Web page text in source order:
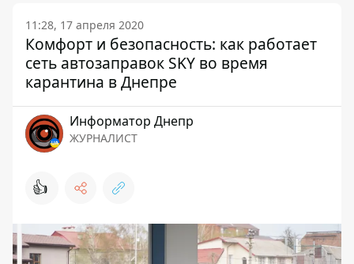
11:28, 17 апреля 2020
Комфорт и безопасность: как работает
сеть автозаправок SKY во время
карантина в Днепре
Информатор Днепр
ЖУРНАЛИСТ
👍